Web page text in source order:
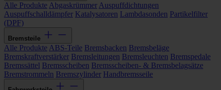
Alle Produkte Abgaskrümmer Auspuffdichtungen
Auspuffschalldämpfer Katalysatoren Lambdasonden Partikelfilter
(DPF)
Bremsteile
Alle Produkte ABS-Teile Bremsbacken Bremsbeläge
Bremskraftverstärker Bremsleitungen Bremsleuchten Bremspedale
Bremssättel Bremsscheiben Bremsscheiben- & Bremsbelagsätze
Bremstrommeln Bremszylinder Handbremsseile